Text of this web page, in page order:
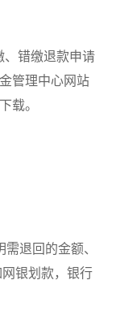
、错缴退款申请
管理中心网站
。
退回的金额、
银划款，银行